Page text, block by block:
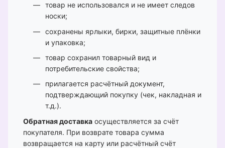
товар не использовался и не имеет следов
носки;
сохранены ярлыки, бирки, защитные плёнки
и упаковка;
товар сохранил товарный вид и
потребительские свойства;
прилагается расчётный документ,
подтверждающий покупку (чек, накладная и
т.д.).
Обратная доставка осуществляется за счёт
покупателя. При возврате товара сумма
возвращается на карту или расчётный счёт